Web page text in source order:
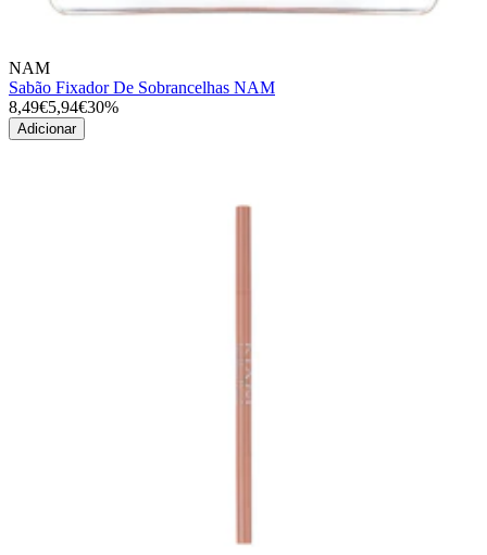
NAM
Sabão Fixador De Sobrancelhas NAM
8,49€5,94€30%
Adicionar